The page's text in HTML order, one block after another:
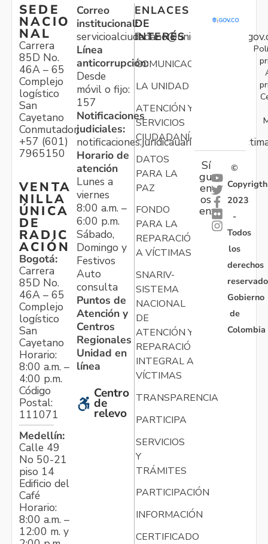
SEDE
NACIO
NAL
Carrera
85D No.
46A – 65
Complejo
logístico
San
Cayetano
Conmutador:
+57 (601)
7965150
VENTA
NILLA
ÚNICA
DE
RADIC
ACIÓN
Bogotá:
Carrera
85D No.
46A – 65
Complejo
logístico
San
Cayetano
Horario:
8:00 a.m. –
4:00 p.m.
Código
Postal:
111071
Medellín:
Calle 49
No 50-21
piso 14
Edificio del
Café
Horario:
8:00 a.m. –
12:00 m. y
Correo
institucional:
Línea
anticorrupción:
Desde
móvil o fijo:
157
Notificaciones
judiciales:
Horario de
atención
Lunes a
viernes
8:00 a.m. –
6:00 p.m.
Sábado,
Domingo y
Festivos
Auto
consulta
Puntos de
Atención y
Centros
Regionales
Unidad en
línea
Centro
de
relevo
ENLACES
DE
INTERÉS
COMUNICACIONES
LA UNIDAD
ATENCIÓN Y
SERVICIOS
CIUDADANÍA
DATOS
PARA LA
PAZ
FONDO
PARA LA
REPARACIÓN
A VÍCTIMAS
SNARIV-
SISTEMA
NACIONAL
DE
ATENCIÓN Y
REPARACIÓN
INTEGRAL A
VÍCTIMAS
TRANSPARENCIA
PARTICIPA
SERVICIOS
Y
TRÁMITES
PARTICIPACIÓN
INFORMACIÓN
CERTIFICADO
Sí
gu
en
os
en:
©
Copyrigth
2023
-
Todos
los
derechos
Gobierno
de
Colombia